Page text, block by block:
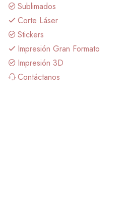
Sublimados
Corte Láser
Stickers
Impresión Gran Formato
Impresión 3D
Contáctanos